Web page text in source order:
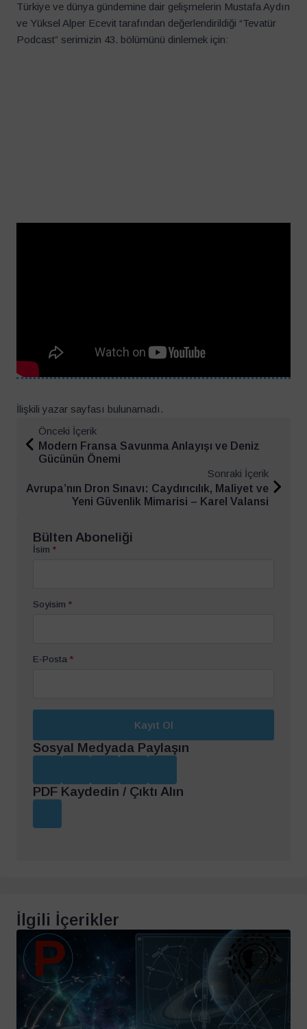
Türkiye ve dünya gündemine dair gelişmelerin Mustafa Aydın
ve Yüksel Alper Ecevit tarafından değerlendirildiği “Tevatür
Podcast” serimizin 43. bölümünü dinlemek için:
İlişkili yazar sayfası bulunamadı.
Önceki İçerik
Modern Fransa Savunma Anlayışı ve Deniz
Gücünün Önemi
Sonraki İçerik
Avrupa’nın Dron Sınavı: Caydırıcılık, Maliyet ve
Yeni Güvenlik Mimarisi – Karel Valansi
Bülten Aboneliği
İsim *
Soyisim *
E-Posta *
Kayıt Ol
Sosyal Medyada Paylaşın
PDF Kaydedin / Çıktı Alın
İlgili İçerikler